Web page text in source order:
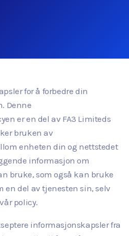
for å forbedre din
Denne
er en del av FA3 Limiteds
bruken av
enheten din og nettstedet
informasjon om
bruke, som også kan bruke
en del av tjenesten sin, selv
policy.
informasjonskapsler fra